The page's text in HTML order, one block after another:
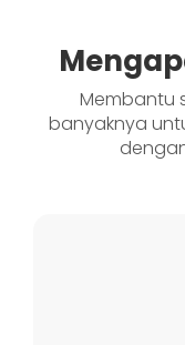
Membantu
banyaknya